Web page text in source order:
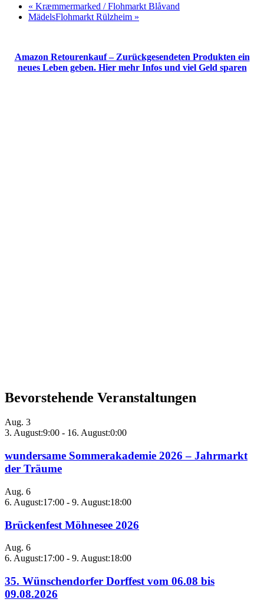
« Kræmmermarked / Flohmarkt Blåvand
MädelsFlohmarkt Rülzheim »
Amazon Retourenkauf – Zurückgesendeten Produkten ein
neues Leben geben. Hier mehr Infos und viel Geld sparen
Bevorstehende Veranstaltungen
Aug. 3
3. August:9:00 - 16. August:0:00
wundersame Sommerakademie 2026 – Jahrmarkt
der Träume
Aug. 6
6. August:17:00 - 9. August:18:00
Brückenfest Möhnesee 2026
Aug. 6
6. August:17:00 - 9. August:18:00
35. Wünschendorfer Dorffest vom 06.08 bis
09.08.2026